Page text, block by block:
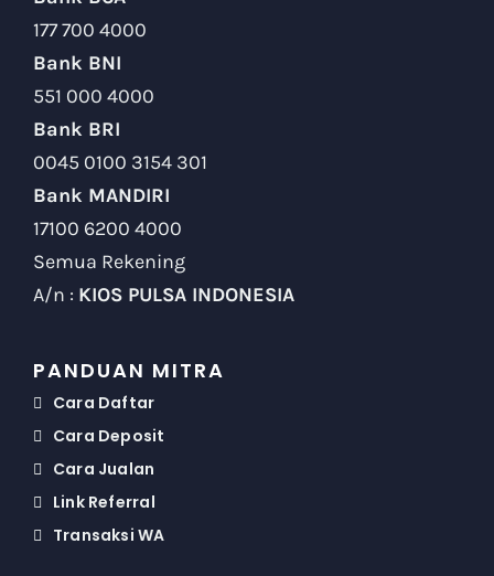
177 700 4000
Bank BNI
551 000 4000
Bank BRI
0045 0100 3154 301
Bank MANDIRI
17100 6200 4000
Semua Rekening
A/n : KIOS PULSA INDONESIA
PANDUAN MITRA
Cara Daftar
Cara Deposit
Cara Jualan
Link Referral
Transaksi WA